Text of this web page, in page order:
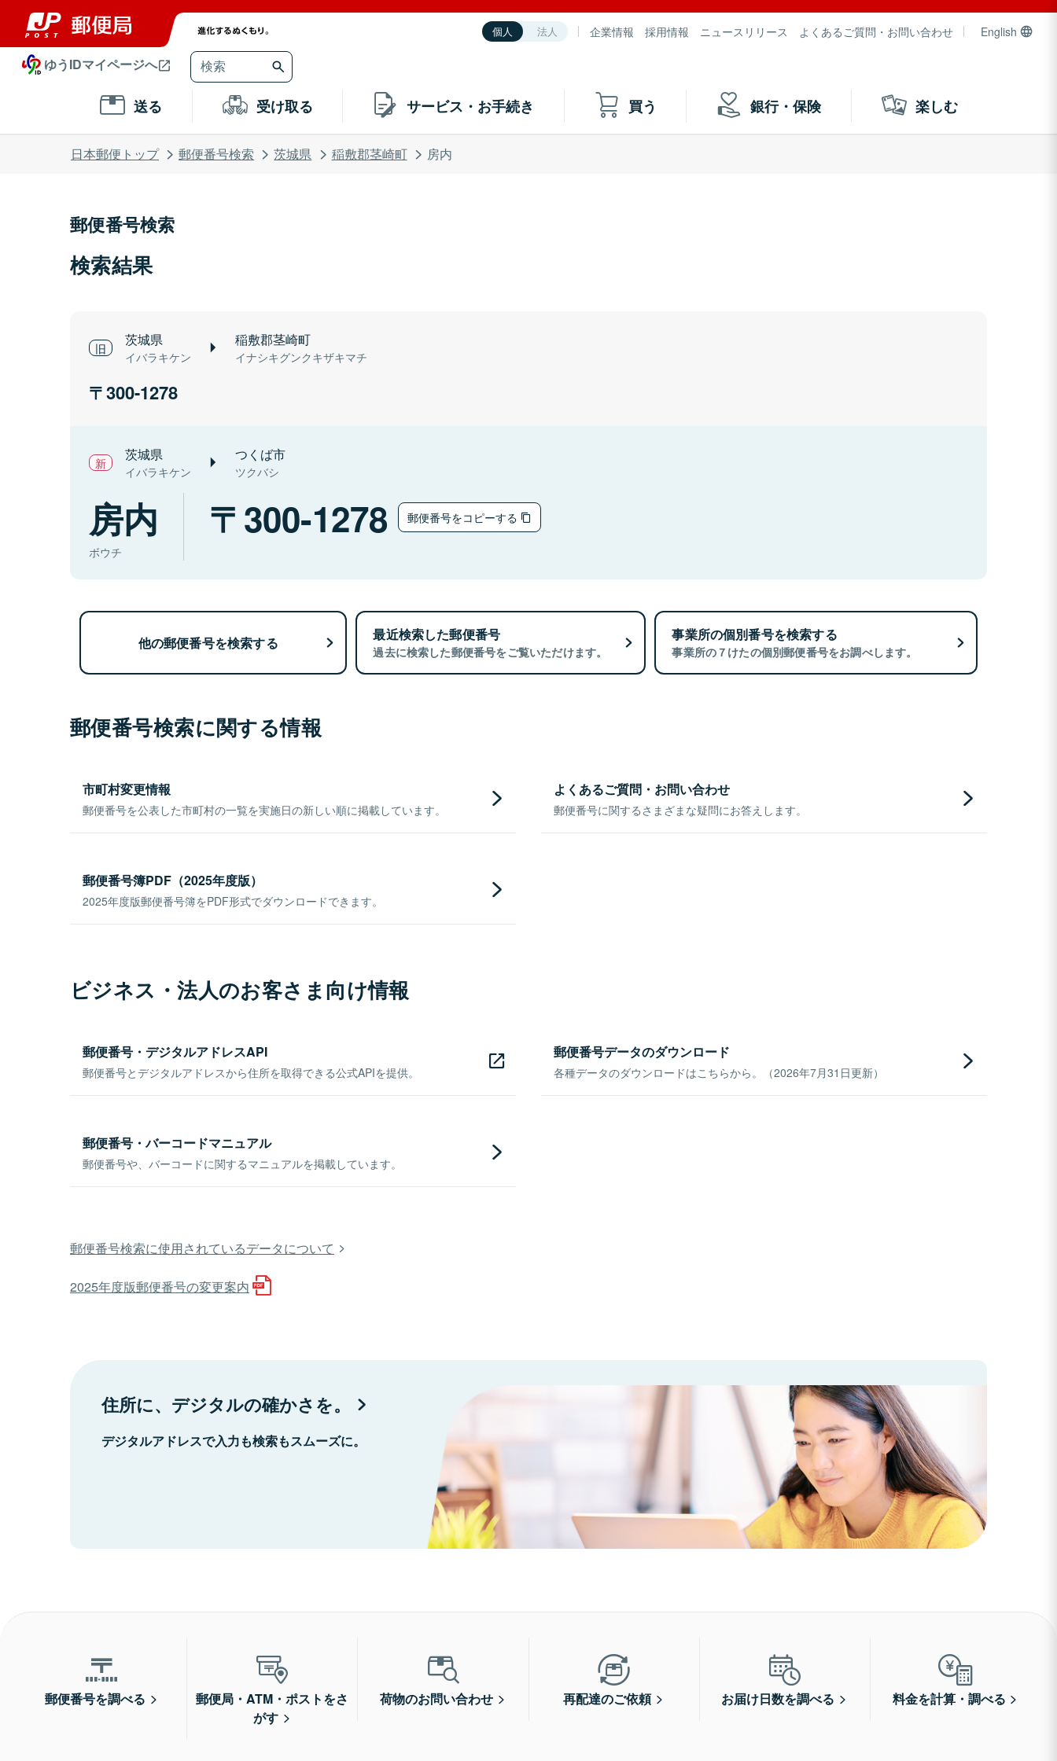
個人 法人 企業情報 採用情報 ニュースリリース よくあるご質問・お問い合わせ English
ゆうIDマイページへ
送る 受け取る サービス・お手続き 買う 銀行・保険 楽しむ
日本郵便トップ 郵便番号検索 茨城県 稲敷郡茎崎町 房内
郵便番号検索
検索結果
茨城県
イバラキケン
稲敷郡茎崎町
イナシキグンクキザキマチ
300-1278
茨城県
イバラキケン
つくば市
ツクバシ
房内
ボウチ
300-1278 郵便番号をコピーする
他の郵便番号を検索する 最近検索した郵便番号
過去に検索した郵便番号をご覧いただけます。
事業所の個別番号を検索する
事業所の７けたの個別郵便番号をお調べします。
郵便番号検索に関する情報
市町村変更情報
郵便番号を公表した市町村の一覧を実施日の新しい順に掲載しています。
よくあるご質問・お問い合わせ
郵便番号に関するさまざまな疑問にお答えします。
郵便番号簿PDF（2025年度版）
2025年度版郵便番号簿をPDF形式でダウンロードできます。
ビジネス・法人のお客さま向け情報
郵便番号・デジタルアドレスAPI
郵便番号とデジタルアドレスから住所を取得できる公式APIを提供。
郵便番号データのダウンロード
各種データのダウンロードはこちらから。（2026年7月31日更新）
郵便番号・バーコードマニュアル
郵便番号や、バーコードに関するマニュアルを掲載しています。
郵便番号検索に使用されているデータについて
2025年度版郵便番号の変更案内
住所に、デジタルの確かさを。
デジタルアドレスで入力も検索もスムーズに。
郵便番号を調べる
郵便局・ATM・ポストをさ
がす
荷物のお問い合わせ 再配達のご依頼 お届け日数を調べる 料金を計算・調べる